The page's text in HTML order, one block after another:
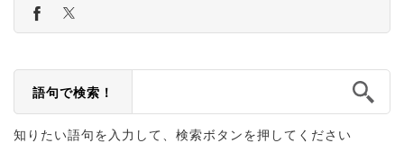
語句で検索！
知りたい語句を入力して、検索ボタンを押してください